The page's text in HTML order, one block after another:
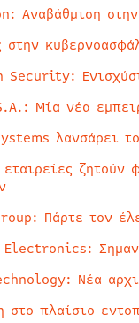
Αναβάθμιση
στην
Security:
Μία νέα
λανσάρει
ζητούν
Group: Πάρτε τον
Νέα
στο πλαίσιο